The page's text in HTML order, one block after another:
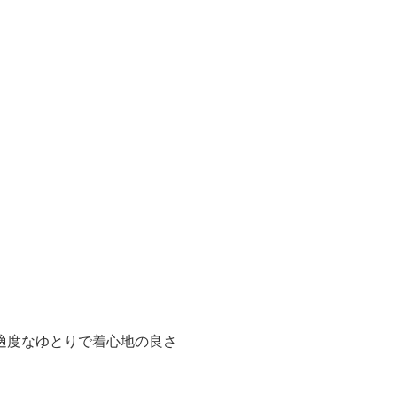
なゆとりで着心地の良さ